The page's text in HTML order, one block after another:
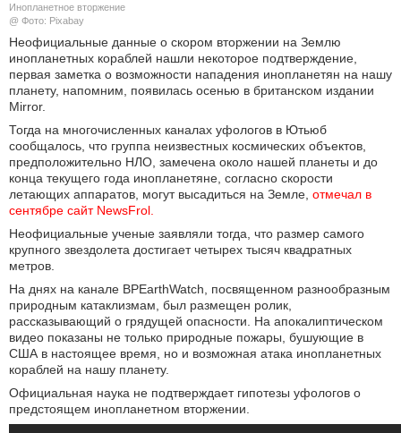
ЭГОИЗМ
Инопланетное вторжение
@ Фото: Pixabay
Неофициальные данные о скором вторжении на Землю
инопланетных кораблей нашли некоторое подтверждение,
первая заметка о возможности нападения инопланетян на нашу
планету, напомним, появилась осенью в британском издании
Mirror.
Тогда на многочисленных каналах уфологов в Ютьюб
сообщалось, что группа неизвестных космических объектов,
предположительно НЛО, замечена около нашей планеты и до
конца текущего года инопланетяне, согласно скорости
летающих аппаратов, могут высадиться на Земле, отмечал в
сентябре сайт NewsFrol.
Неофициальные ученые заявляли тогда, что размер самого
крупного звездолета достигает четырех тысяч квадратных
метров.
На днях на канале BPEarthWatch, посвященном разнообразным
природным катаклизмам, был размещен ролик,
рассказывающий о грядущей опасности. На апокалиптическом
видео показаны не только природные пожары, бушующие в
США в настоящее время, но и возможная атака инопланетных
кораблей на нашу планету.
Официальная наука не подтверждает гипотезы уфологов о
предстоящем инопланетном вторжении.